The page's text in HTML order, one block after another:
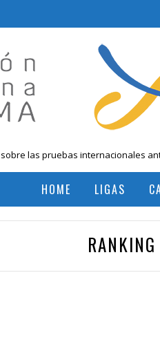
las pruebas internacionales
Cali, Colombia
HOME LIGAS